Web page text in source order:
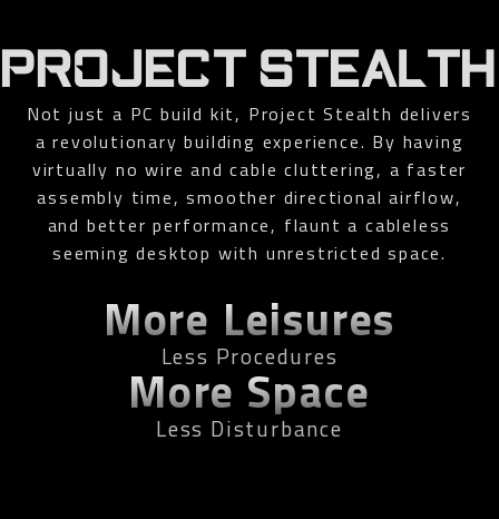
PROJECT STEALTH
Not just a PC build kit, Project Stealth delivers
a revolutionary building experience. By having
virtually no wire and cable cluttering, a faster
assembly time, smoother directional airflow,
and better performance, flaunt a cableless
seeming desktop with unrestricted space.
More Leisures
Less Procedures
More Space
Less Disturbance